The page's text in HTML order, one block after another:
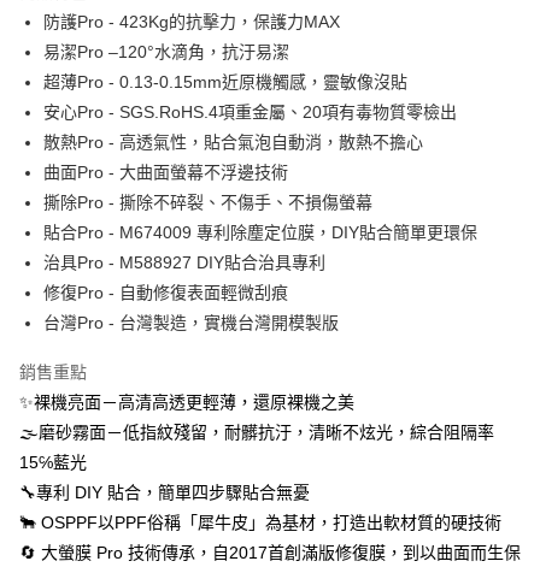
全家取貨付款
每筆NT$60，滿NT$390(含以上)免運費
7-11取貨付款
每筆NT$60，滿NT$390(含以上)免運費
宅配
每筆NT$55，滿NT$390(含以上)免運費
國際配送
防護Pro - 423Kg的抗擊力，保護力MAX
易潔Pro –120°水滴角，抗汙易潔
超薄Pro - 0.13-0.15mm近原機觸感，靈敏像沒貼
安心Pro - SGS.RoHS.4項重金屬、20項有毒物質零檢出
散熱Pro - 高透氣性，貼合氣泡自動消，散熱不擔心
曲面Pro - 大曲面螢幕不浮邊技術
撕除Pro - 撕除不碎裂、不傷手、不損傷螢幕
貼合Pro - M674009 專利除塵定位膜，DIY貼合簡單更環保
治具Pro - M588927 DIY貼合治具專利
修復Pro - 自動修復表面輕微刮痕
台灣Pro - 台灣製造，實機台灣開模製版
銷售重點
✨裸機亮面－高清高透更輕薄，還原裸機之美
🌫磨砂霧面－低指紋殘留，耐髒抗汙，清晰不炫光，綜合阻隔率
15℅藍光
🔧專利 DIY 貼合，簡單四步驟貼合無憂
🐂 OSPPF以PPF俗稱「犀牛皮」為基材，打造出軟材質的硬技術
🔄 大螢膜 Pro 技術傳承，自2017首創滿版修復膜，到以曲面而生保